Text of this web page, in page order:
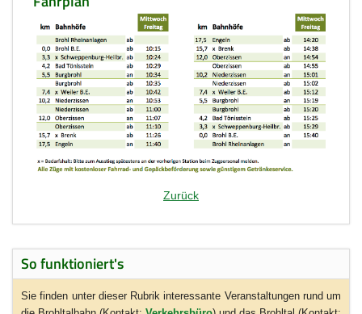
Zurück
So funktioniert's
Sie finden unter dieser Rubrik interessante Veranstaltungen rund um